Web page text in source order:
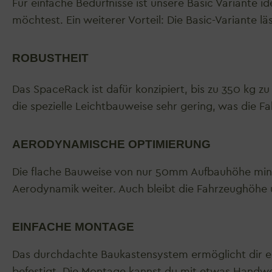
Für einfache Bedürfnisse ist unsere Basic Variante
möchtest. Ein weiterer Vorteil: Die Basic-Variante
ROBUSTHEIT
Das SpaceRack ist dafür konzipiert, bis zu 350 kg
die spezielle Leichtbauweise sehr gering, was die
AERODYNAMISCHE OPTIMIERUNG
Die flache Bauweise von nur 50mm Aufbauhöhe
Aerodynamik weiter. Auch bleibt die
EINFACHE MONTAGE
Das durchdachte Baukastensystem ermöglicht dir